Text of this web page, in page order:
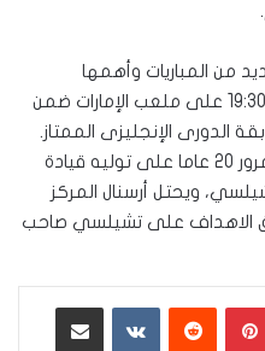
من المباريات وأهمها
مواجهة ارسنال – تشلسي الساعة 19:30 على ملعب الإمارات ضمن
الدورى الإنجليزى الممتاز.
ويأمل أرسين فينجر في الاحتفال بمرور 20 عاما على توليه قيادة
ويحتل أرسنال المركز
بفارق الاهداف على تشيلسي صاحب
بينتيريست ‏VKontakte